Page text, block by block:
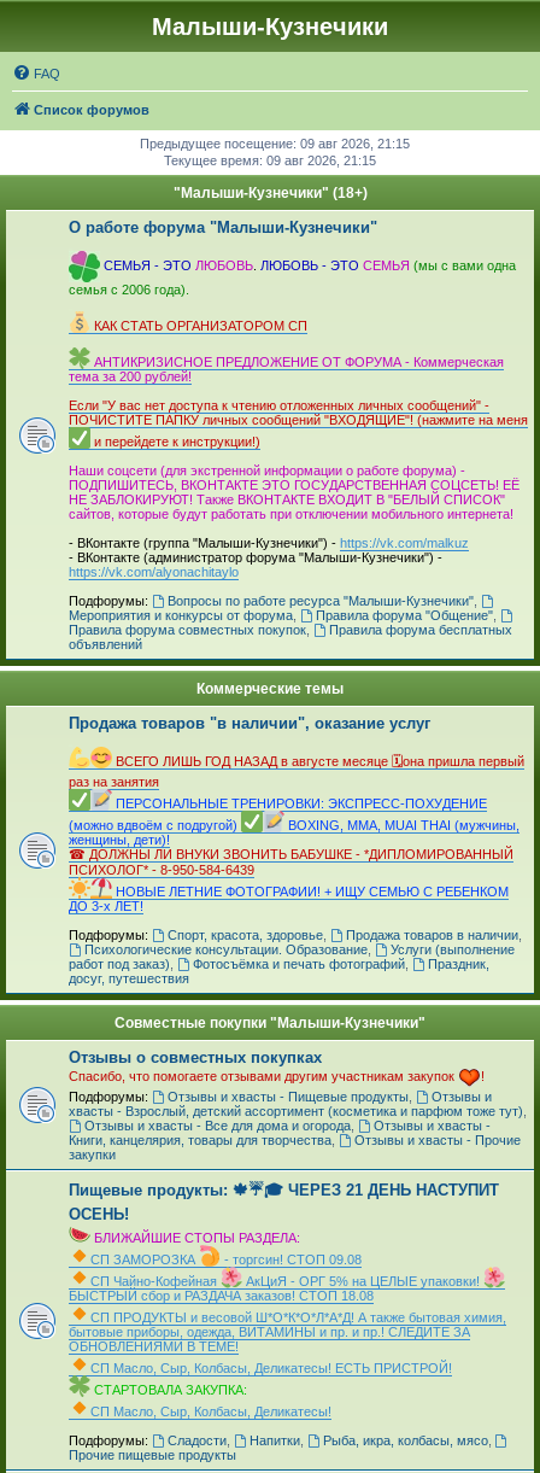
Малыши-Кузнечики
FAQ
Список форумов
Предыдущее посещение: 09 авг 2026, 21:15
Текущее время: 09 авг 2026, 21:15
"Малыши-Кузнечики" (18+)
О работе форума "Малыши-Кузнечики"
СЕМЬЯ - ЭТО ЛЮБОВЬ ЛЮБОВЬ - ЭТО СЕМЬЯ (мы с вами одна
семья с 2006 года).
КАК СТАТЬ ОРГАНИЗАТОРОМ СП
АНТИКРИЗИСНОЕ ПРЕДЛОЖЕНИЕ ОТ ФОРУМА - Коммерческая
тема за 200 рублей!
Если "У вас нет доступа к чтению отложенных личных сообщений" -
ПОЧИСТИТЕ ПАПКУ личных сообщений "ВХОДЯЩИЕ"! (нажмите на меня
и перейдете к инструкции!)
Наши соцсети (для экстренной информации о работе форума) -
ПОДПИШИТЕСЬ, ВКОНТАКТЕ ЭТО ГОСУДАРСТВЕННАЯ СОЦСЕТЬ! ЕЁ
НЕ ЗАБЛОКИРУЮТ! Также ВКОНТАКТЕ ВХОДИТ В "БЕЛЫЙ СПИСОК"
сайтов, которые будут работать при отключении мобильного интер­нета!
- ВКонтакте (группа "Малыши-Кузнечики") - https://vk.com/malkuz
- ВКонтакте (администратор форума "Малыши-Кузнечики") -
https://vk.com/alyonachitaylo
Подфорумы: Вопросы по работе ресурса "Малыши-Кузнечики",
Мероприятия и конкурсы от форума
Правила форума "Общение",
Правила форума совместных покупок
Правила форума бесплатных
объявлений
Коммерческие темы
Продажа товаров "в наличии", оказание услуг
ВСЕГО ЛИШЬ ГОД НАЗАД в августе месяце 🗓она пришла первый
раз на занятия
ПЕРСОНАЛЬНЫЕ ТРЕНИРОВКИ: ЭКСПРЕСС-ПОХУДЕНИЕ
(можно вдвоём с подругой)
BOXING, MMA, MUAI THAI (мужчины,
женщины, дети)!
☎ ДОЛЖНЫ ЛИ ВНУКИ ЗВОНИТЬ БАБУШКЕ - *ДИПЛОМИРОВАННЫЙ
ПСИХОЛОГ* - 8-950-584-6439
НОВЫЕ ЛЕТНИЕ ФОТОГРАФИИ! + ИЩУ СЕМЬЮ С РЕБЕНКОМ
ДО 3-х ЛЕТ!
Подфорумы: Спорт, красота, здоровье, Продажа товаров в наличии,
Психологические консультации. Образование,
Услуги (выполнение
работ под заказ)
Фотосъёмка и печать фотографий,
Праздник,
досуг, путешествия
Совместные покупки "Малыши-Кузнечики"
Отзывы о совместных покупках
Спасибо, что помогаете отзывами другим участникам закупок
!
Подфорумы:
Отзывы и хвасты - Пищевые продукты,
Отзывы и
хвасты - Взрослый, детский ассортимент (косметика и парфюм тоже тут)
Отзывы и хвасты - Все для дома и огорода,
Отзывы и хвасты -
Книги, канцелярия, товары для творчества
Отзывы и хвасты - Прочие
закупки
Пищевые продукты: 🍁☔🎓 ЧЕРЕЗ 21 ДЕНЬ НАСТУПИТ
ОСЕНЬ!
БЛИЖАЙШИЕ СТОПЫ РАЗДЕЛА:
СП ЗАМОРОЗКА
- торгсин! СТОП 09.08
СП Чайно-Кофейная
АкЦиЯ - ОРГ 5% на ЦЕЛЫЕ упаковки!
БЫСТРЫЙ сбор и РАЗДАЧА заказов! СТОП 18.08
СП ПРОДУКТЫ и весовой Ш*О*К*О*Л*А*Д! А также бытовая химия,
бытовые приборы, одежда, ВИТАМИНЫ и пр. и пр.! СЛЕДИТЕ ЗА
ОБНОВЛЕНИЯМИ В ТЕМЕ!
СП Масло, Сыр, Колбасы, Деликатесы! ЕСТЬ ПРИСТРОЙ!
СТАРТОВАЛА ЗАКУПКА:
СП Масло, Сыр, Колбасы, Деликатесы!
Подфорумы: Сладости, Напитки, Рыба, икра, колбасы, мясо,
Прочие пищевые продукты